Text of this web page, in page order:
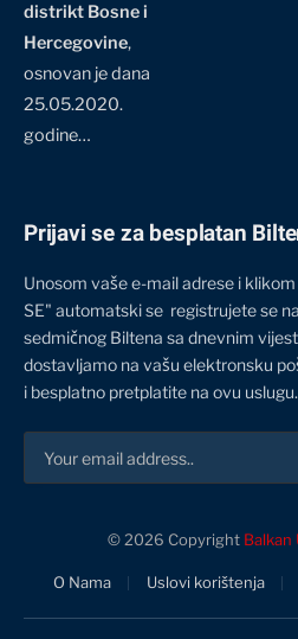
distrikt Bosne i
Hercegovine,
osnovan je dana
25.05.2020.
godine…
Prijavi se za besplatan
Unosom vaše e-mail adrese i
SE" automatski se registrujete se
sedmičnog Biltena sa dnevnim
dostavljamo na vašu elektronsku
i besplatno pretplatite na ovu uslugu.
© 2026 Copyright Balkan
O Nama Uslovi korištenja